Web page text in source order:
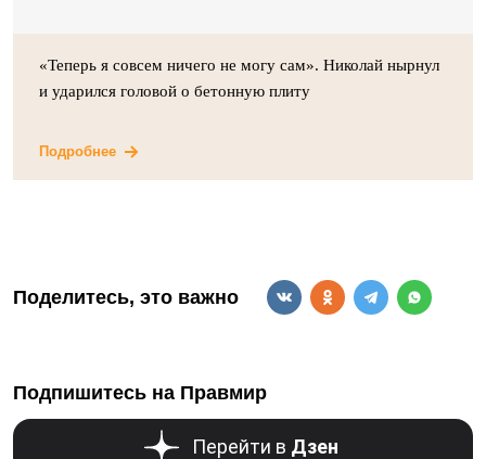
«Теперь я совсем ничего не могу сам». Николай нырнул
и ударился головой о бетонную плиту
Подробнее
Поделитесь, это важно
Подпишитесь на Правмир
Перейти в Дзен